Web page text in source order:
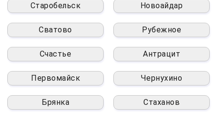
Старобельск Новоайдар
Сватово Рубежное
Счастье Антрацит
Первомайск Чернухино
Брянка Стаханов